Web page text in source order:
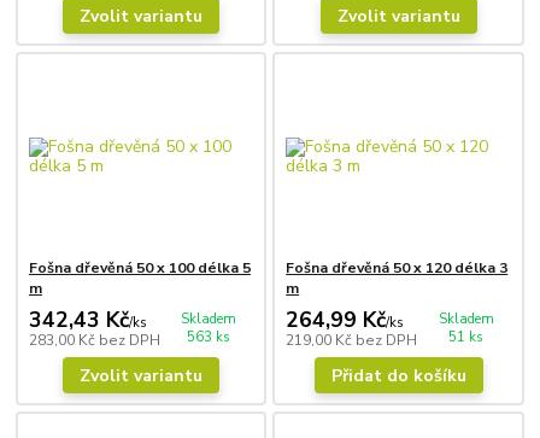
Zvolit variantu Zvolit variantu
Fošna dřevěná 50 x 100 délka 5
m
342,43 Kč/ks
283,00 Kč bez DPH
Skladem
563 ks
Zvolit variantu
Fošna dřevěná 50 x 120 délka 3
m
264,99 Kč/ks
219,00 Kč bez DPH
Skladem
51 ks
Přidat do košíku